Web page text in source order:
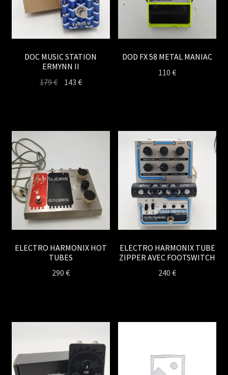
DOC MUSIC STATION
ERMYNN II
179€ Le
179 €.
143 €Le
143 €.
DOD FX 58 METAL MANIAC
110€
ELECTRO HARMONIX HOT
TUBES
290 €
ELECTRO HARMONIX TUBE
ZIPPER AVEC FOOTSWITCH
240€